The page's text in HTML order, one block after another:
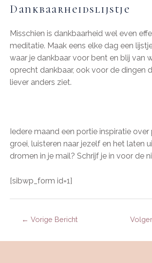
Dankbaarheidslijstje
Misschien is dankbaarheid wel even
meditatie. Maak eens elke dag een
waar je dankbaar voor bent en blij van
oprecht dankbaar, ook voor de dingen
liever anders ziet.
Iedere maand een portie inspiratie
groei, luisteren naar jezelf en het laten
dromen in je mail? Schrijf je in voor de
[sibwp_form id=1]
← Vorige Bericht